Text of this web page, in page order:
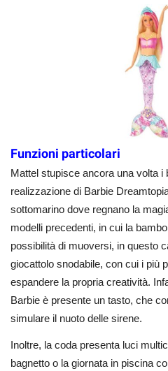
Funzioni particolari
Mattel stupisce ancora una volta i
realizzazione di Barbie
sottomarino dove regnano la
modelli precedenti, in cui la
possibilità di muoversi, in questo
giocattolo snodabile, con cui i più
espandere la propria creatività.
Barbie è presente un tasto, che
simulare il nuoto delle sirene.
Inoltre, la coda presenta luci
bagnetto o la giornata in piscina